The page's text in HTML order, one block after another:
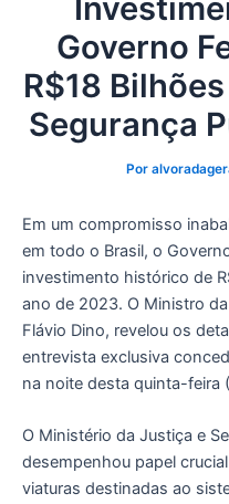
Governo
R$18
Segurança
Por
Em um compromisso
em todo o Brasil, o
investimento histórico de
ano de 2023. O Ministro
Flávio Dino, revelou os
entrevista exclusiva
na noite desta quinta-feira
O Ministério da Justiça e
desempenhou papel
viaturas destinadas ao